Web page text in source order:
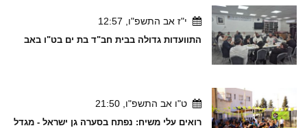
י"ז אב התשפ"ו, 12:57
התוועדות גדולה בבית חב"ד בת ים בט"ו באב
ט"ו אב התשפ"ו, 21:50
רואים עלי משיח: נפתח בסערה גן ישראל - מגדל